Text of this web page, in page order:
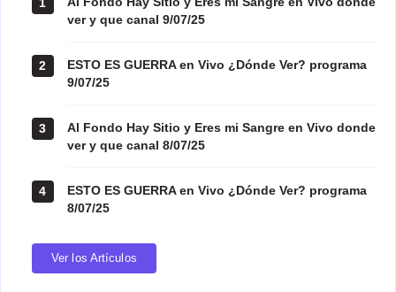
ver y que canal 9/07/25
2
ESTO ES GUERRA en Vivo ¿Dónde Ver? programa
9/07/25
3
Al Fondo Hay Sitio y Eres mi Sangre en Vivo donde
ver y que canal 8/07/25
4
ESTO ES GUERRA en Vivo ¿Dónde Ver? programa
8/07/25
Ver los Artículos